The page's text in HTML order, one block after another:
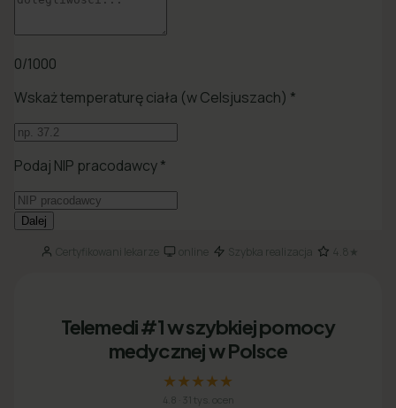
Certyfikowani lekarze· online· Szybka realizacja 4.8★
Telemedi #1 w szybkiej pomocy
medycznej w Polsce
★★★★★
4.8 31 tys. ocen